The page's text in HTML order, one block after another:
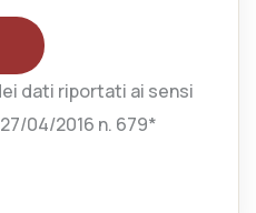
dati riportati ai sensi
04/2016 n. 679*